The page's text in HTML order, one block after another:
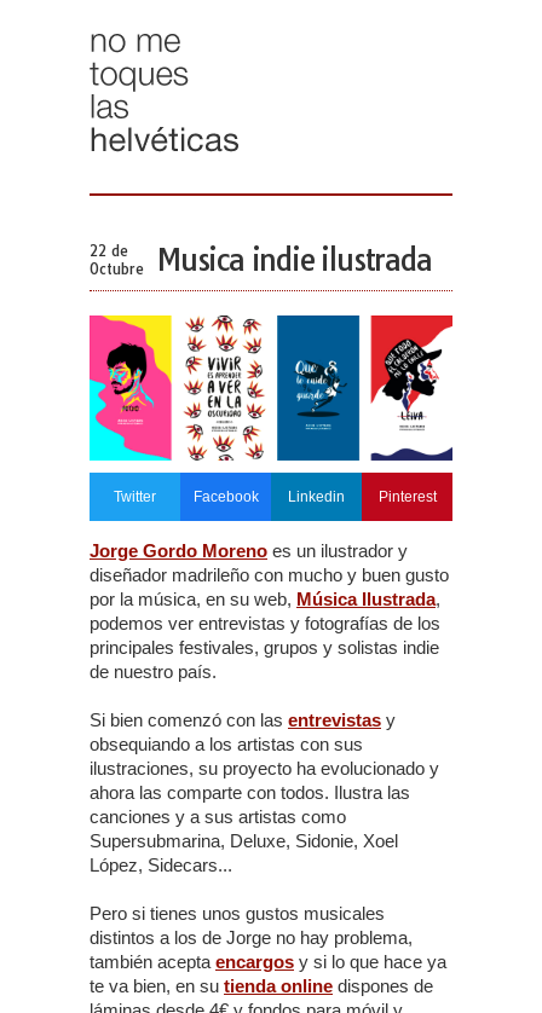
22 de
Octubre
Musica indie ilustrada
Twitter Facebook Linkedin Pinterest
Jorge Gordo Moreno es un ilustrador y
diseñador madrileño con mucho y buen gusto
por la música, en su web, Música Ilustrada,
podemos ver entrevistas y fotografías de los
principales festivales, grupos y solistas indie
de nuestro país.
Si bien comenzó con las entrevistas y
obsequiando a los artistas con sus
ilustraciones, su proyecto ha evolucionado y
ahora las comparte con todos. Ilustra las
canciones y a sus artistas como
Supersubmarina, Deluxe, Sidonie, Xoel
López, Sidecars...
Pero si tienes unos gustos musicales
distintos a los de Jorge no hay problema,
también acepta encargos y si lo que hace ya
te va bien, en su tienda online dispones de